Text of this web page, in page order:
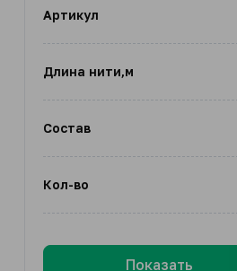
Артикул
Длина нити,м
Состав
Кол-во
Показать